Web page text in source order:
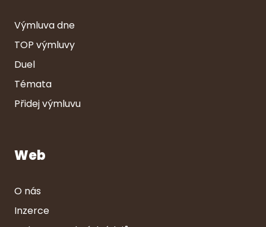
Výmluva dne
TOP výmluvy
Duel
Témata
Přidej výmluvu
Web
O nás
Inzerce